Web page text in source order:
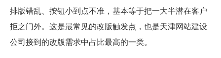
排版错乱、按钮小到点不准，基本等于把一大半潜在客户
拒之门外。这是最常见的改版触发点，也是天津网站建设
公司接到的改版需求中占比最高的一类。